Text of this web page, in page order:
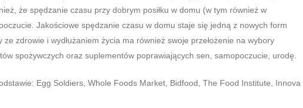
że spędzanie czasu przy dobrym posiłku w domu (w tym również w
Jakościowe spędzanie czasu w domu staje się jedną z nowych form
zdrowie i wydłużaniem życia ma również swoje przełożenie na wybory
spożywczych oraz suplementów poprawiających sen, samopoczucie, urodę.
Egg Soldiers, Whole Foods Market, Bidfood, The Food Institute, Innova